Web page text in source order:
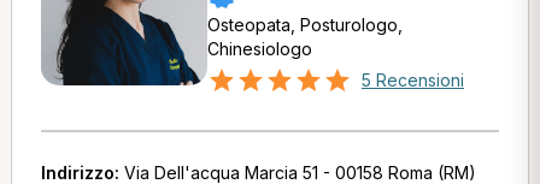
Osteopata, Posturologo,
Chinesiologo
5 Recensioni
Indirizzo: Via Dell'acqua Marcia 51 - 00158 Roma (RM)